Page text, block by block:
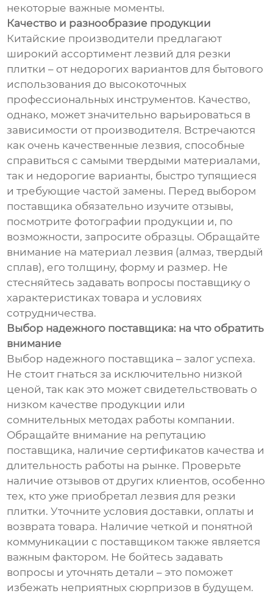
некоторые важные моменты.
Качество и разнообразие продукции
Китайские производители предлагают
широкий ассортимент лезвий для резки
плитки – от недорогих вариантов для бытового
использования до высокоточных
профессиональных инструментов. Качество,
однако, может значительно варьироваться в
зависимости от производителя. Встречаются
как очень качественные лезвия, способные
справиться с самыми твердыми материалами,
так и недорогие варианты, быстро тупящиеся
и требующие частой замены. Перед выбором
поставщика обязательно изучите отзывы,
посмотрите фотографии продукции и, по
возможности, запросите образцы. Обращайте
внимание на материал лезвия (алмаз, твердый
сплав), его толщину, форму и размер. Не
стесняйтесь задавать вопросы поставщику о
характеристиках товара и условиях
сотрудничества.
Выбор надежного поставщика: на что обратить
внимание
Выбор надежного поставщика – залог успеха.
Не стоит гнаться за исключительно низкой
ценой, так как это может свидетельствовать о
низком качестве продукции или
сомнительных методах работы компании.
Обращайте внимание на репутацию
поставщика, наличие сертификатов качества и
длительность работы на рынке. Проверьте
наличие отзывов от других клиентов, особенно
тех, кто уже приобретал лезвия для резки
плитки. Уточните условия доставки, оплаты и
возврата товара. Наличие четкой и понятной
коммуникации с поставщиком также является
важным фактором. Не бойтесь задавать
вопросы и уточнять детали – это поможет
избежать неприятных сюрпризов в будущем.